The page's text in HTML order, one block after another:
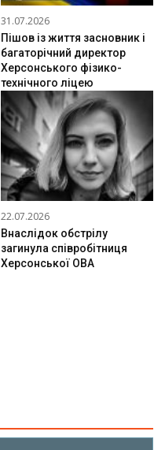
31.07.2026
Пішов із життя засновник і
багаторічний директор
Херсонського фізико-
технічного ліцею
22.07.2026
Внаслідок обстрілу
загинула співробітниця
Херсонської ОВА